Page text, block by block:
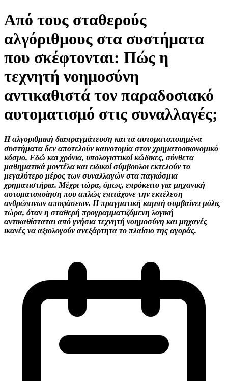
Από τους σταθερούς
αλγόριθμους στα συστήματα
που σκέφτονται: Πώς η
τεχνητή νοημοσύνη
αντικαθιστά τον παραδοσιακό
αυτοματισμό στις συναλλαγές;
Η αλγοριθμική διαπραγμάτευση και τα αυτοματοποιημένα
συστήματα δεν αποτελούν καινοτομία στον χρηματοοικονομικό
κόσμο. Εδώ και χρόνια, υπολογιστικοί κώδικες, σύνθετα
μαθηματικά μοντέλα και ειδικοί σύμβουλοι εκτελούν το
μεγαλύτερο μέρος των συναλλαγών στα παγκόσμια
χρηματιστήρια. Μέχρι τώρα, όμως, επρόκειτο για μηχανική
αυτοματοποίηση που απλώς επιτάχυνε την εκτέλεση
ανθρώπινων αποφάσεων. Η πραγματική καμπή συμβαίνει μόλις
τώρα, όταν η σταθερή προγραμματιζόμενη λογική
αντικαθίσταται από γνήσια τεχνητή νοημοσύνη και μηχανές
ικανές να αξιολογούν ανεξάρτητα το πλαίσιο της αγοράς.